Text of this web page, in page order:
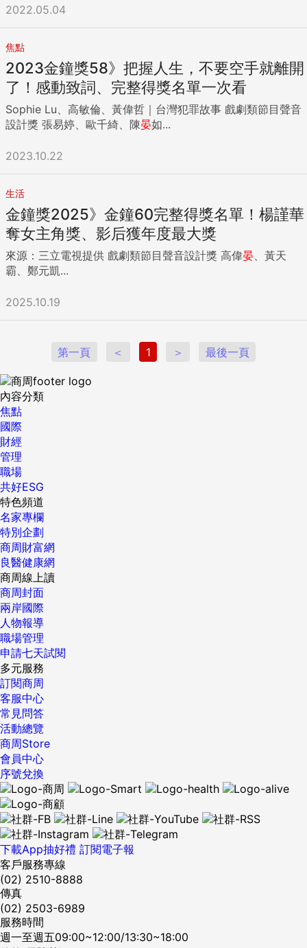
《厲陰宅》系列也輸它。 不同於《紅衣小女孩》、《粽邪》系
僅《返校》的三分之一。 這部不符合賣座暢銷公式的電影，上
映後卻破天荒，連4週蟬聯全國票房冠軍，刷新台灣影史最
「持久」鬼片紀錄。 究竟，《咒》如何改寫台灣恐怖類型片的
成功方程式？ 《咒》講述一位單親媽媽李若男，因誤觸邪教禁
地，受邪神詛咒糾纏六年的駭人經過。 劇情看似司空見慣，但
電影卻以少見的偽紀錄片形式拍攝。劇中主角李若男手持攝影
白，還透過鏡頭邀請觀眾一起誦讀神秘的咒語「火佛修一，心
薩嘸哞」⋯⋯ 《咒》少見以偽紀錄片形式拍攝，劇中主角李若
男（左）手持攝影機，拍下撞鬼經歷，並透過鏡頭與觀眾對
話，創造打破第四面牆的觀影體驗。來源：牽猴子整合行銷提
供 當觀眾不疑有他，隨之默念這8字咒語時，故事卻來了一記
回馬槍——原來，咒語之意，不在祈福，而是一場邪教的嫁禍
陷阱。唸了咒，你也會被拖入這場惡意詛咒。 《咒》的創意，
不只停留在劇裡，還延伸到劇外世界，看電影，變成劇組精心
策劃的邪教儀式。如導演柯孟融所說，「《咒》的本質，就是
一封（給觀眾的）詛咒信。」巧思顛覆鬼片的嚇人窠臼，使其
在商業上取得巨大成功。 但，在電影爆紅之前，這份詛咒與驚
喜其實一度無緣面世。 5年前，柯孟融取材3則國內靈異社會
新聞，改編為3部恐怖短片，組成一部三段式電影《鬼島》，
但連續兩次申請輔導金皆落選。原因是，評審認為三段式電影
從3部短片中，留下一則最前衛、最實驗，卻也最難駕馭的故
事，耗時二年重新編劇，也就是後來的《咒》。 三度叩關，這
部電影終於獲發輔導金，但，卻因「太另類」，製作前期遭受
不少質疑，例如，「偽紀錄片會賣嗎？」「電影結局詛咒觀
眾，作法會不會太激烈？」 《咒》的發行公司、牽猴子行銷總
經理王師也不諱言，初期讀完劇本，團隊也曾建議刪除偽紀錄
片的設定，原因是大量手持攝影，畫面晃動容易暈眩，對觀眾
來說既冷門也不討喜。但柯孟融堅持，打死不從。 為何在歷經
投資碰壁、製作受阻，卻始終沒放棄《咒》？柯孟融說，原因
是多年前，他給自己許下的一個願。 其實，柯孟融成名得早。
18歲，他就讀輔仁大學影像傳播學系，大一時期就以學生短片
《鬼印》在網路爆紅。不少片商洽談合作，知名電影《再見
了，可魯》、《企鵝寶貝》預告片，都是他操刀剪輯，「那是
我第一次嚐到成名的滋味。」 然而，畢業後正式出道，幾部執
導的劇情長片，從驚悚片《絕命派對》到愛情片《打噴嚏》，
市場反應卻不如預期。 「我一直沒有一部代表作。做導演這麼
久，也快要40歲了，我想用電影定義自己是誰。」現年38歲的
他，感嘆地說道。 《咒》，是他押上職業生涯的豪賭。為了籌
措《咒》，他自掏腰包投入數百萬元，甚至在過程中，推掉近
千萬元、邀請他執導其他電影的片酬，就為了一口氣完成心
願。 「拍到讓全世界永遠記得我，忘不了這部片。」他表示。
在一群氣味相投的投資方、發行商支持下，這部片終於正式開
拍。 華映娛樂副總經理郭志成觀察，恐怖類型電影其實是票房
雙面刃，一方面，有死忠的鬼片愛好者作為基本盤；但一方
面，恐怖片也缺乏大宗的親子型觀眾，存在「票房天花板」。
《咒》在先天限制下，卻吸引逾70萬名觀眾買票觀影，催出1.6
億票房，背後一大關鍵是電影早已埋下社群擴散的哏。 「每一
部經典的恐怖片，一定有個能洗腦人的記憶點，像是《七夜怪
談》貞子從電視機爬出來的瞬間，或是《鬼來電》的鈴聲弦
律。」柯孟融說，《咒》在劇本構思時，就植入讓觀眾「想忘
也忘不掉」的影音元素。 例如，《咒》中反覆出現的8字咒語
「火佛修一，心薩嘸哞」，其實取自「禍福相依，死生有名」
的諧音。 編劇張喆崴說，為了創造這虛構的咒語，團隊諮詢了
傣語、古漢語等語言專家，最後以藏傳佛教的呼嘜唱法，打造
神秘感十足的諧音詞彙。 還有電影中的邪教手印，也是團隊從
數十種佛教手印的手法設計而成。 這兩項創意，沒多久就在影
迷間引發模仿效應。《咒》上映期間，打開社群軟體
Instagram、TikTok，就有人打著邪教手印、誦讀8字咒語。甚
2022.05.04
焦點
2023金鐘獎58》把握人生，不要空手就離開
了！感動致詞、完整得獎名單一次看
Sophie Lu、高敏倫、黃偉哲｜台灣犯罪故事 戲劇類節目聲音
設計獎 張易婷、歐千綺、陳晏如...
2023.10.22
生活
金鐘獎2025》金鐘60完整得獎名單！楊謹華
奪女主角獎、影后獲年度最大獎
來源：三立電視提供 戲劇類節目聲音設計獎 高偉晏 、黃天
霸、鄭元凱...
2025.10.19
第一頁 ＜ 1 ＞ 最後一頁
內容分類
焦點
國際
財經
管理
職場
共好ESG
特色頻道
名家專欄
特別企劃
商周財富網
良醫健康網
商周線上讀
商周封面
兩岸國際
人物報導
職場管理
申請七天試閱
多元服務
訂閱商周
客服中心
常見問答
活動總覽
商周Store
會員中心
序號兌換
下載App抽好禮 訂閱電子報
客戶服務專線
(02) 2510-8888
傳真
(02) 2503-6989
服務時間
週一至週五09:00~12:00/13:30~18:00